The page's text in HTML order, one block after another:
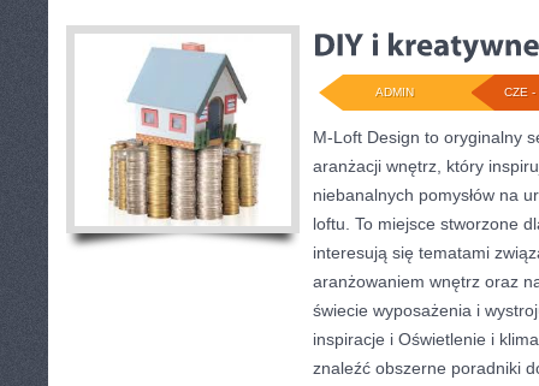
CZE -
ADMIN
M-Loft Design to oryginalny
aranżacji wnętrz, który
niebanalnych pomysłów na
loftu. To miejsce stworzone
interesują się tematami
aranżowaniem wnętrz oraz
świecie wyposażenia i
inspiracje i Oświetlenie i
znaleźć obszerne poradniki